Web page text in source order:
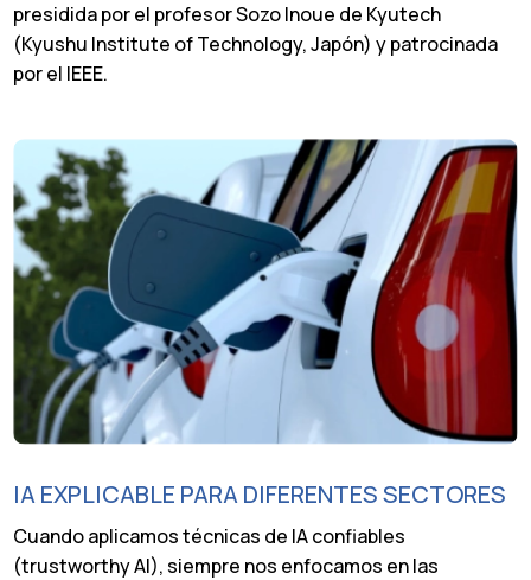
presidida por el profesor Sozo Inoue de Kyutech
(Kyushu Institute of Technology, Japón) y patrocinada
por el IEEE.
IA EXPLICABLE PARA DIFERENTES SECTORES
Cuando aplicamos técnicas de IA confiables
(trustworthy AI), siempre nos enfocamos en las